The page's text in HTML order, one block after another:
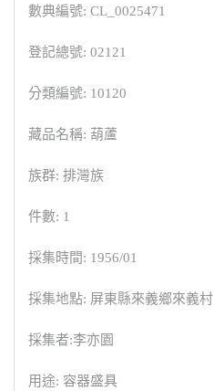
數典編號: CL_0025471
登記總號: 02121
分類編號: 10120
藏品名稱: 葫蘆
族群: 排灣族
件數: 1
採集時間: 1956/01
採集地點: 屏東縣來義鄉來義村
採集者:李亦園
用途: 容器盛具